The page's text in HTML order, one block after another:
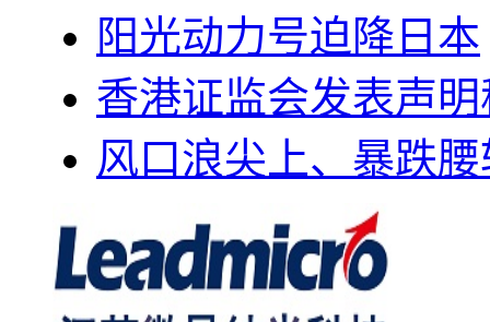
阳光动力号迫降日本
香港证监会发表声
风口浪尖上、暴跌